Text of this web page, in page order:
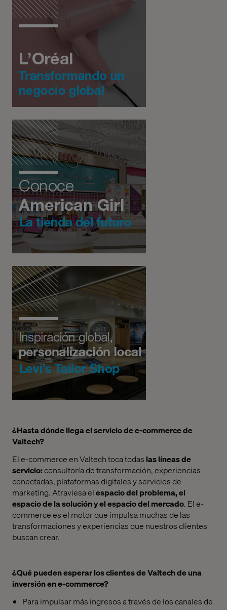
¿Hasta dónde llega el servicio de e-commerce de
Valtech?
El e-commerce en Valtech toca todas las líneas de
servicio:consultoría de transformación, experiencias
conectadas, plataformas digitales y servicios de
marketing. Atraviesa elespacio del problema, el
espacio de la solución y el espacio del mercado. El e-
commerce es el motor que impulsa muchas de las
transformaciones y experiencias que nuestros clientes
buscan crear.
¿Qué pueden esperar los clientes de Valtech de una
inversión en e-commerce?
Para impulsar más ingresos a través de los canales de